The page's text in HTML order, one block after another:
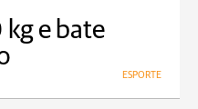
kg e bate
ESPORTE